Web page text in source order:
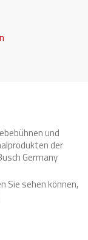
und
der
Germany
Sie sehen können,